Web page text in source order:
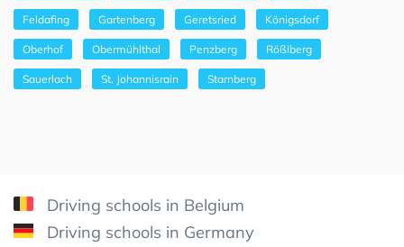
Feldafing Gartenberg Geretsried Königsdorf
Oberhof Obermühlthal Penzberg Rößlberg
Sauerlach St. Johannisrain Starnberg
Driving schools in Belgium
Driving schools in Germany